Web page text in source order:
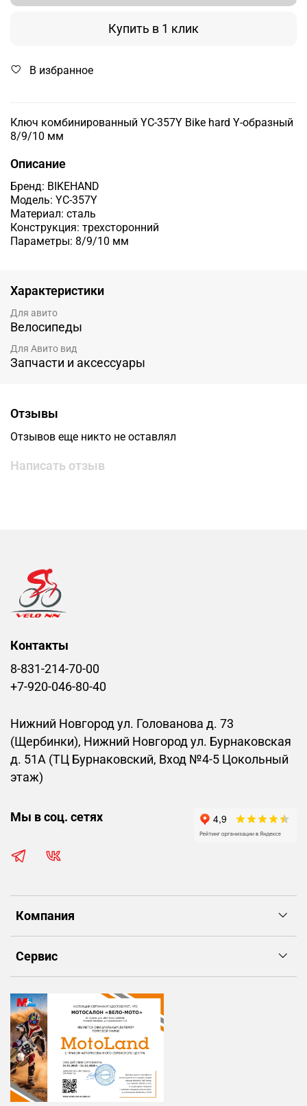
Купить в 1 клик
В избранное
Ключ комбинированный YC-357Y Bike hard Y-образный
8/9/10 мм
Описание
Бренд: BIKEHAND
Модель: YC-357Y
Материал: сталь
Конструкция: трехсторонний
Параметры: 8/9/10 мм
Характеристики
Для авито
Велосипеды
Для Авито вид
Запчасти и аксессуары
Отзывы
Отзывов еще никто не оставлял
Написать отзыв
Компания
Сервис
Контакты
8-831-214-70-00
+7-920-046-80-40
Нижний Новгород ул. Голованова д. 73
(Щербинки), Нижний Новгород ул. Бурнаковская
д. 51А (ТЦ Бурнаковский, Вход №4-5 Цокольный
этаж)
Мы в соц. сетях